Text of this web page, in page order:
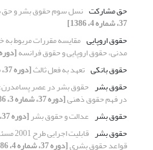
حق مشارکت نسل سوم حقوق بشر و حق
37، شماره 4، 1386]
حقوق اروپایی مقایسه مقررات مربوط به
مدنی، حقوق اروپایی و حقوق فرانسه[دوره 37، شماره 3،
حقوق بانکی تعهد به فعل ثالث[دوره 37، شماره 1، 1386]
حقوق بشر حقوق بشر در عصر
در فهم حقوق ذهنی[دوره 37، شماره 3، 1386]
حقوق بشر عدالت و حقوق بشر[دوره 37، شماره 3، 1386]
حقوق بشر
قواعد حقوق بشری[دوره 37، شماره 4، 1386]